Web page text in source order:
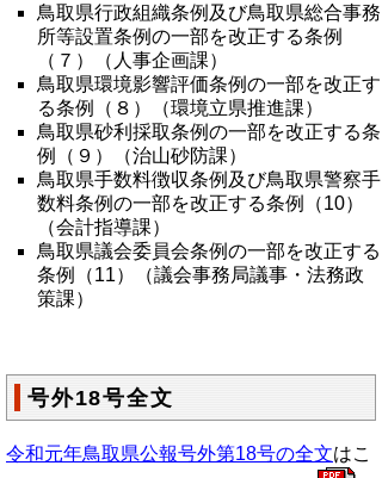
鳥取県行政組織条例及び鳥取県総合事務
所等設置条例の一部を改正する条例
（７）（人事企画課）
鳥取県環境影響評価条例の一部を改正す
る条例（８）（環境立県推進課）
鳥取県砂利採取条例の一部を改正する条
例（９）（治山砂防課）
鳥取県手数料徴収条例及び鳥取県警察手
数料条例の一部を改正する条例（10）
（会計指導課）
鳥取県議会委員会条例の一部を改正する
条例（11）（議会事務局議事・法務政
策課）
号外18号全文
令和元年鳥取県公報号外第18号の全文はこ